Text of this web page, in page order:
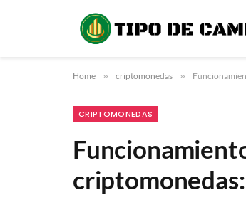
Home » criptomonedas »
CRIPTOMONEDAS